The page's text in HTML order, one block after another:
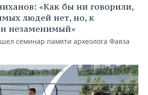
«Как бы ни говорили,
людей нет, но, к
незаменимый»
семинар памяти археолога Фаяза